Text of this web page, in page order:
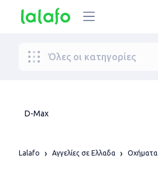
Όλες οι κατηγορίες
D-Max
Lalafo Αγγελίες σε Ελλαδα Οχήματα